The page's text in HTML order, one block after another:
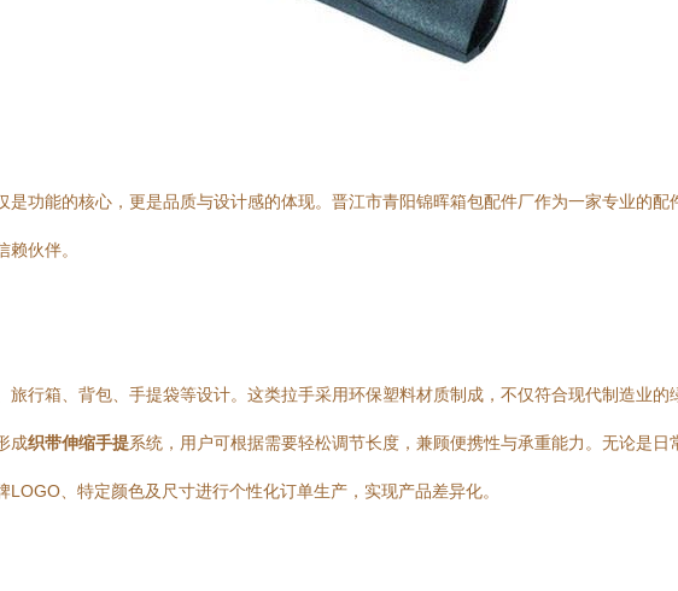
功能的核心，更是品质与设计感的体现。晋江市青阳锦晖箱包配件厂作为一家专业的
伙伴。
旅行箱、背包、手提袋等设计。这类拉手采用环保塑料材质制成，不仅符合现代制造业的
成织带伸缩手提系统，用户可根据需要轻松调节长度，兼顾便携性与承重能力。无论是
、特定颜色及尺寸进行个性化订单生产，实现产品差异化。